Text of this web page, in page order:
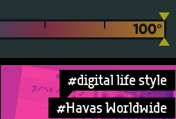
#digital life style
#Havas Worldwide